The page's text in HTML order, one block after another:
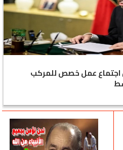
عمل خصص للمركب